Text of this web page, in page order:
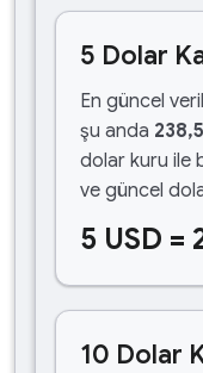
5 Dolar
En güncel
şu anda
dolar kuru ile
ve güncel
5 USD =
10 Dolar